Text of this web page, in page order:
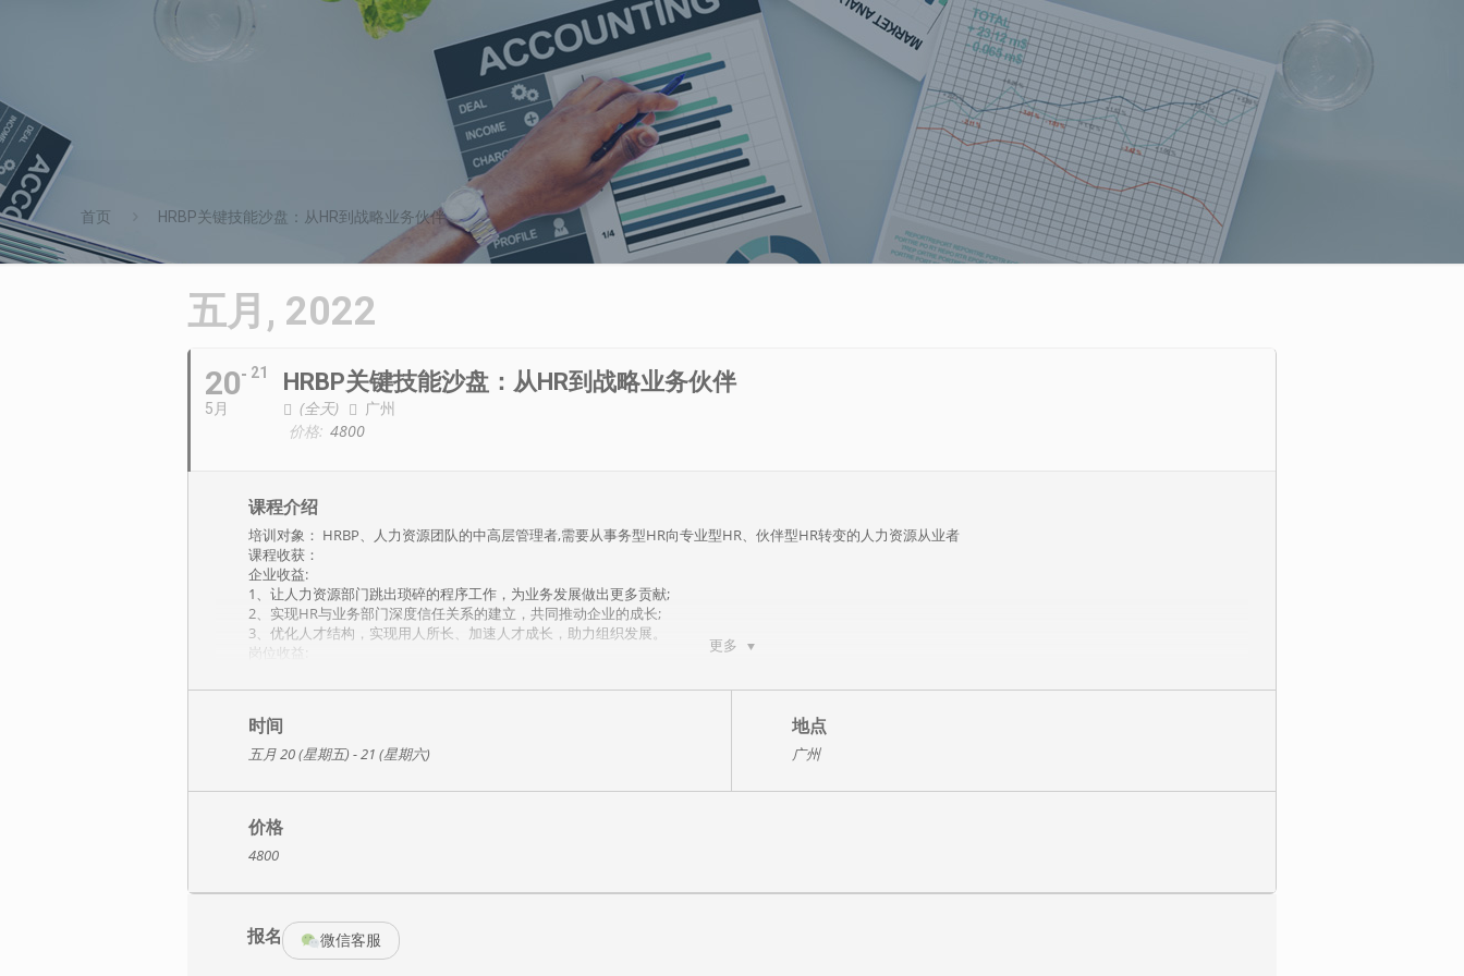
首页 HRBP关键技能沙盘：从HR到战略业务伙伴
五月, 2022
20
5月
21 HRBP关键技能沙盘：从HR到战略业务伙伴
(全天)
广州
价格: 4800
更多
课程介绍
培训对象： HRBP、人力资源团队的中高层管理者,需要从事务型HR向专业型HR、伙伴型HR转变的人力资源从业者
课程收获：
企业收益:
1、让人力资源部门跳出琐碎的程序工作，为业务发展做出更多贡献;
2、实现HR与业务部门深度信任关系的建立，共同推动企业的成长;
3、优化人才结构，实现用人所长、加速人才成长，助力组织发展。
岗位收益:
2、通过人力资源解决方案的设计与推动，为业务发展作出卓越支撑与贡献;
4、助力组织:用人之所长、加速人才成长、助推人才增效，成就人才梦想。
课程特色：
3、深刻:从HR工作中事与人的两大视角展开，帮助HR伙伴看清问题背后的底层逻辑;
模块一:精准人才供应
最佳实践:联想的人才画像、谷歌的新人融入等
挑战1:招聘工作时间紧，任务重，为何推荐的人才总是入不了业务
时间
五月 20 (星期五) - 21 (星期六)
地点
广州
价格
4800
报名 微信客服